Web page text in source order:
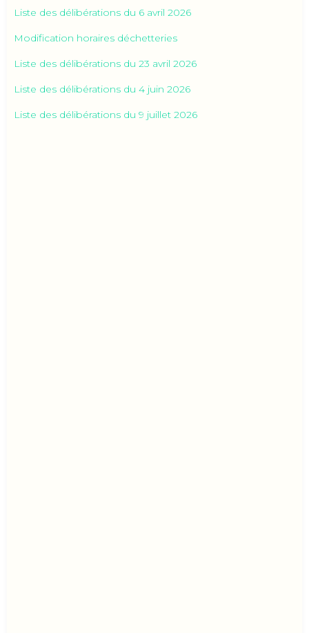
Liste des délibérations du 6 avril 2026
Modification horaires déchetteries
Liste des délibérations du 23 avril 2026
Liste des délibérations du 4 juin 2026
Liste des délibérations du 9 juillet 2026